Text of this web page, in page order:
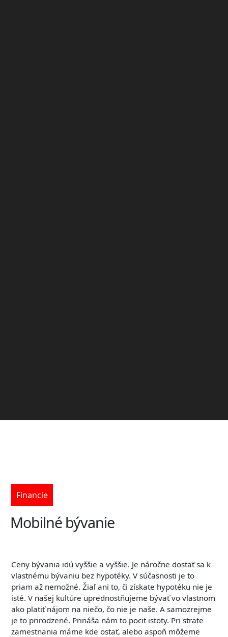
Financie
Mobilné bývanie
Ceny bývania idú vyššie a vyššie. Je náročne dostať sa k
vlastnému bývaniu bez hypotéky. V súčasnosti je to
priam až nemožné. Žiaľ ani to, či získate hypotéku nie je
isté. V našej kultúre uprednostňujeme bývať vo vlastnom
ako platiť nájom na niečo, čo nie je naše. A samozrejme
je to prirodzené. Prináša nám to pocit istoty. Pri strate
zamestnania máme kde ostať, alebo aspoň môžeme